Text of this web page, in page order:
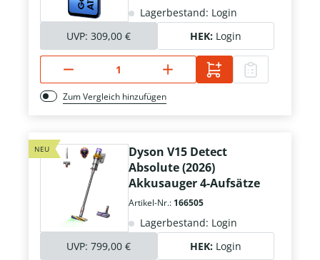
Lagerbestand: Login
UVP: 309,00 € HEK: Login
Zum Vergleich hinzufügen
NEU
Dyson V15 Detect
Absolute (2026)
Akkusauger 4-Aufsätze
Artikel-Nr.: 166505
Lagerbestand: Login
UVP: 799,00 € HEK: Login